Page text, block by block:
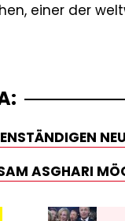
einer der
ASGHARI